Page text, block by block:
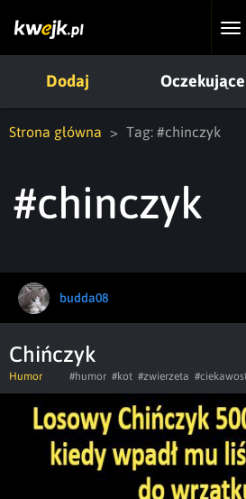
Dodaj Oczekujące
Strona główna Tag: #chinczyk
#chinczyk
budda08
Chińczyk
Humor #humor #kot #zwierzeta